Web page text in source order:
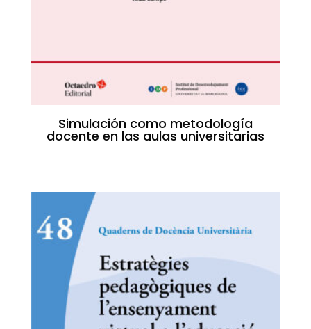
Simulación como metodología
docente en las aulas universitarias